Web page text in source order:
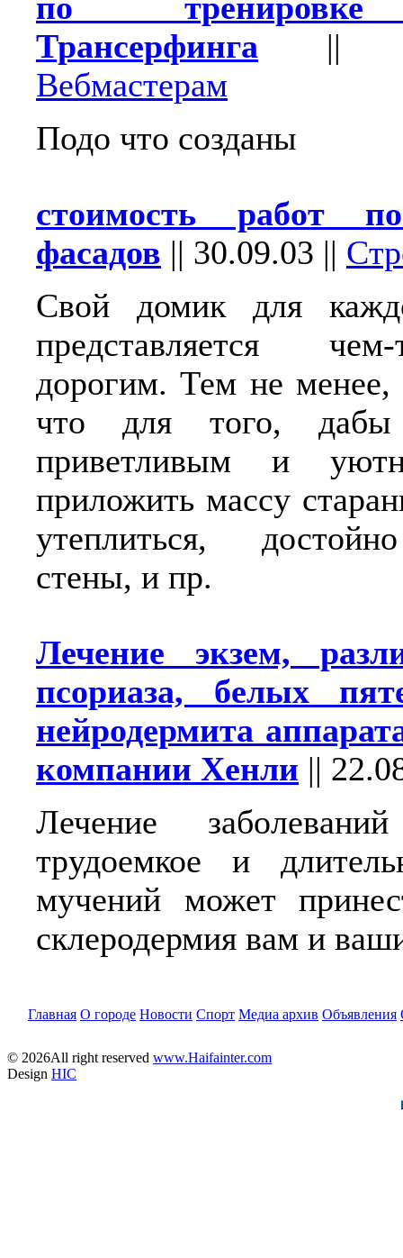
по
Трансерфинга
Вебмастерам
Подо что созданы
стоимость работ
фасадов || 30.09.03 ||
Свой домик для
представляется
дорогим. Тем не менее,
что для того,
приветливым и
приложить массу
утеплиться,
стены, и пр.
Лечение экзем,
псориаза, белых
нейродермита
компании Хенли ||
Лечение
трудоемкое и
мучений может
склеродермия вам и
Главная О городе Новости Спорт Медиа архив Объявления
© 2026All right reserved www.Haifainter.com
Design HIC